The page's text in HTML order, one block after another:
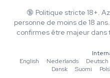
Politique de confidentialité
Rédacteurs
Outils & Calculateurs
🔞 Politique stricte 18+.
personne de moins de 18
confirmes être majeur dans
English
·Nederlands ·Deutsch
Dansk
·Suomi ·